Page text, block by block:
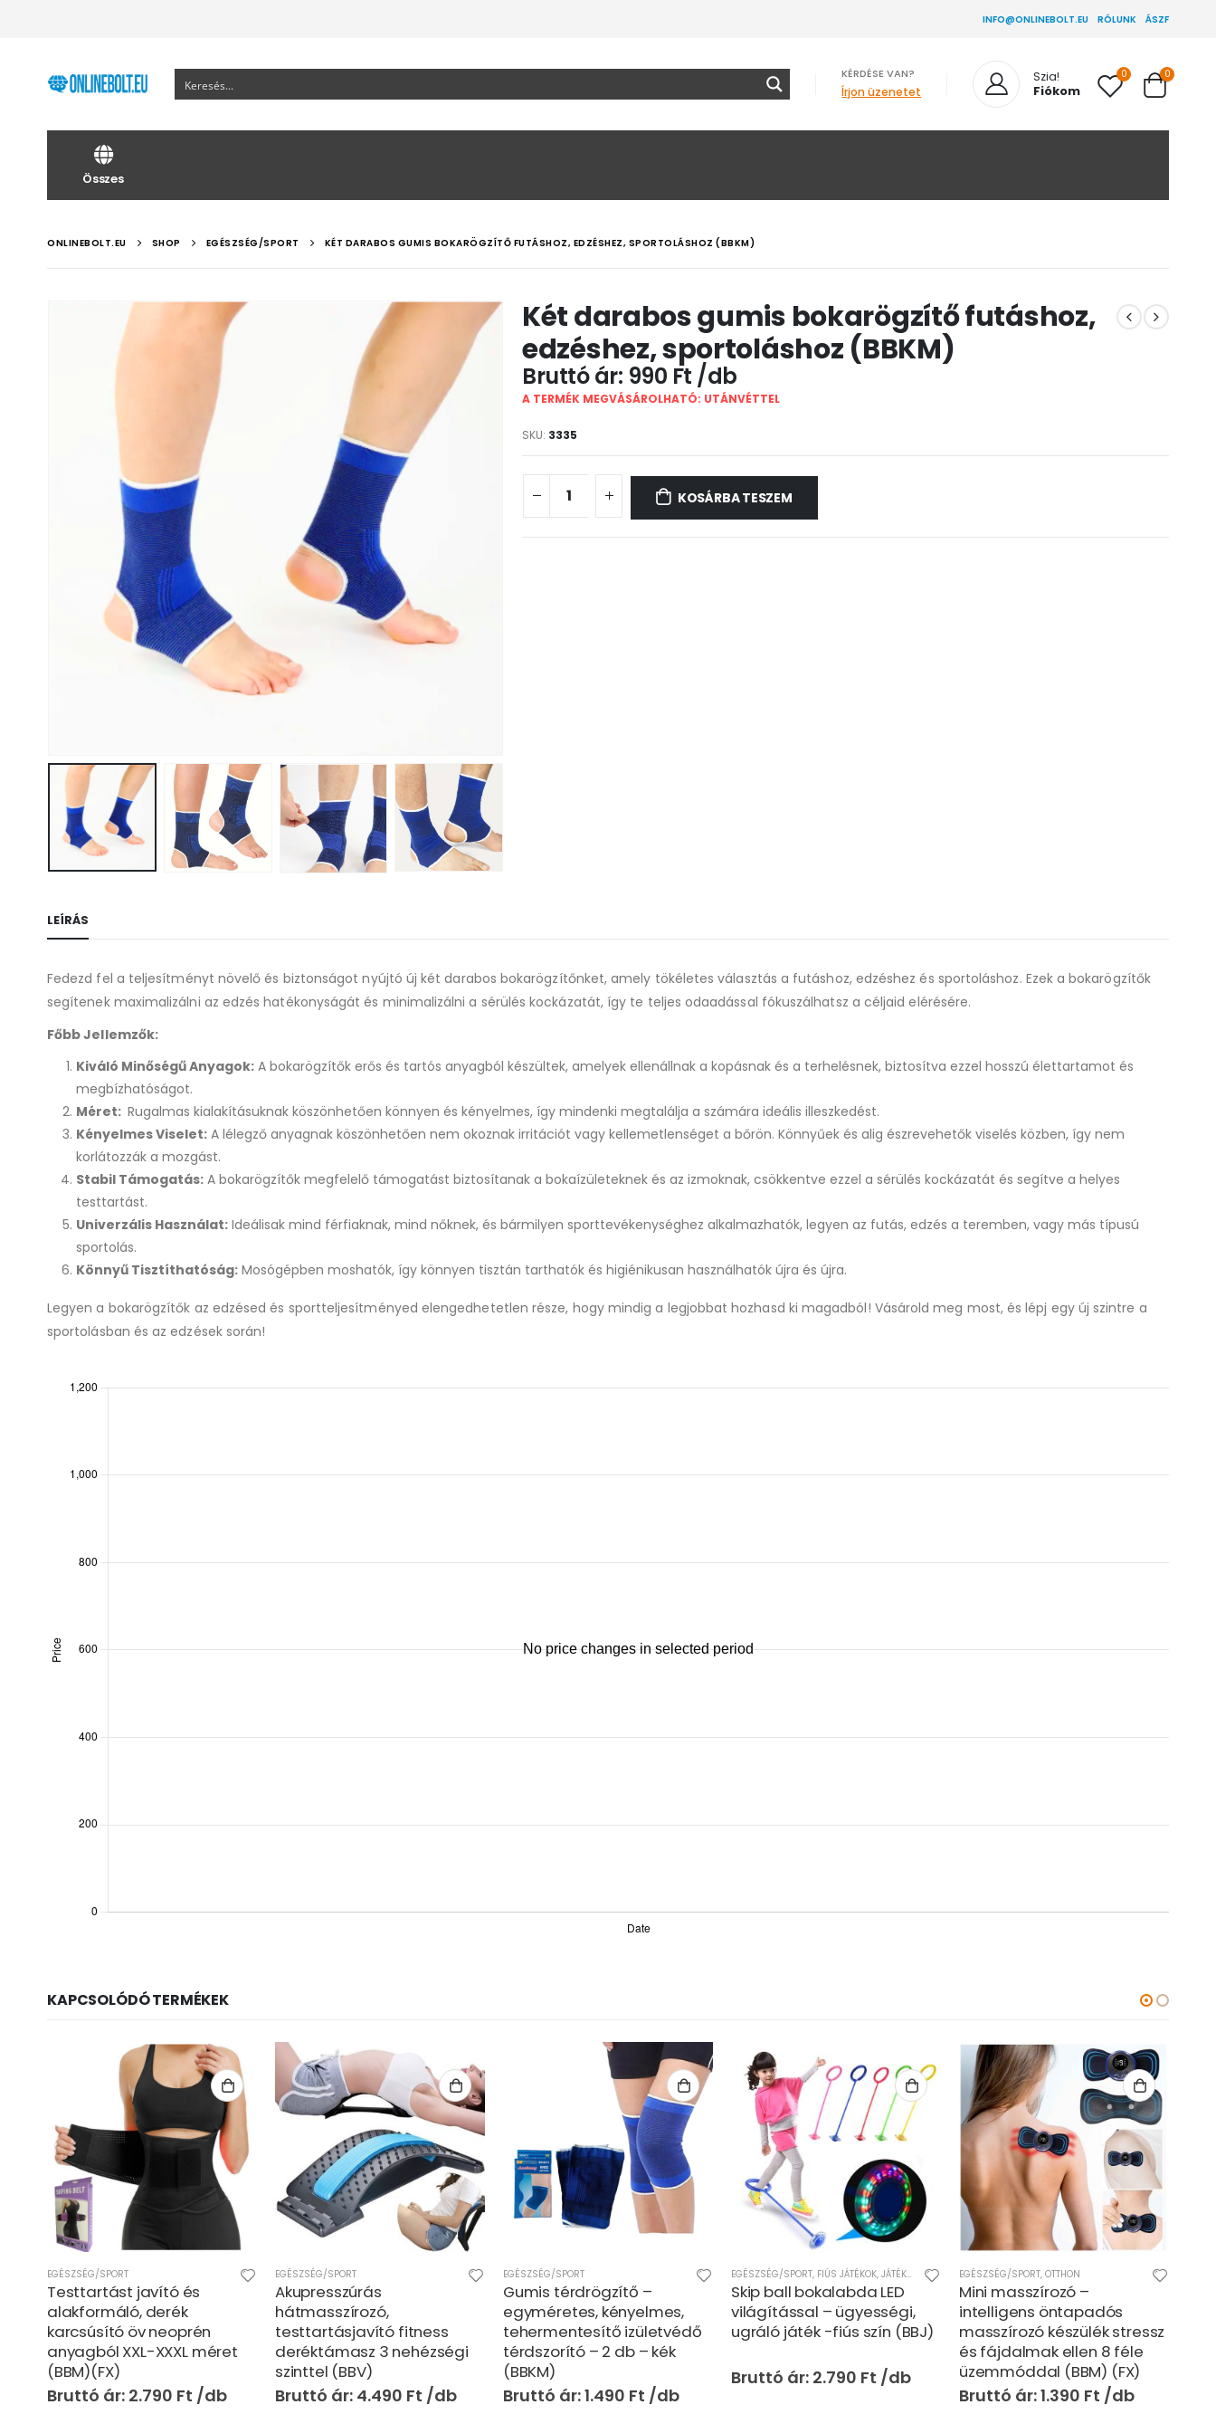
INFO@ONLINEBOLT.EU RÓLUNK ÁSZF
KÉRDÉSE VAN?
Írjon üzenetet
Szia!
Fiókom
0 0
Összes
ONLINEBOLT.EU SHOP EGÉSZSÉG/SPORT KÉT DARABOS GUMIS BOKARÖGZÍTŐ FUTÁSHOZ, EDZÉSHEZ, SPORTOLÁSHOZ (BBKM)
Két darabos gumis bokarögzítő futáshoz,
edzéshez, sportoláshoz (BBKM)
990 Ft
A TERMÉK MEGVÁSÁROLHATÓ: UTÁNVÉTTEL
SKU: 3335
KOSÁRBA TESZEM
LEÍRÁS
Fedezd fel a teljesítményt növelő és biztonságot nyújtó új két darabos bokarögzítőnket, amely tökéletes választás a futáshoz, edzéshez és sportoláshoz. Ezek a bokarögzítők
segítenek maximalizálni az edzés hatékonyságát és minimalizálni a sérülés kockázatát, így te teljes odaadással fókuszálhatsz a céljaid elérésére.
Főbb Jellemzők:
Kiváló Minőségű Anyagok: A bokarögzítők erős és tartós anyagból készültek, amelyek ellenállnak a kopásnak és a terhelésnek, biztosítva ezzel hosszú élettartamot és
megbízhatóságot.
Méret: Rugalmas kialakításuknak köszönhetően könnyen és kényelmes, így mindenki megtalálja a számára ideális illeszkedést.
Kényelmes Viselet: A lélegző anyagnak köszönhetően nem okoznak irritációt vagy kellemetlenséget a bőrön. Könnyűek és alig észrevehetők viselés közben, így nem
korlátozzák a mozgást.
Stabil Támogatás: A bokarögzítők megfelelő támogatást biztosítanak a bokaízületeknek és az izmoknak, csökkentve ezzel a sérülés kockázatát és segítve a helyes
testtartást.
Univerzális Használat: Ideálisak mind férfiaknak, mind nőknek, és bármilyen sporttevékenységhez alkalmazhatók, legyen az futás, edzés a teremben, vagy más típusú
sportolás.
Könnyű Tisztíthatóság: Mosógépben moshatók, így könnyen tisztán tarthatók és higiénikusan használhatók újra és újra.
Legyen a bokarögzítők az edzésed és sportteljesítményed elengedhetetlen része, hogy mindig a legjobbat hozhasd ki magadból! Vásárold meg most, és lépj egy új szintre a
sportolásban és az edzések során!
KAPCSOLÓDÓ TERMÉKEK
EGÉSZSÉG/SPORT
Akupresszúrás
hátmasszírozó,
testtartásjavító fitness
deréktámasz 3 nehézségi
szinttel (BBV)
4.490Ft
EGÉSZSÉG/SPORT
Gumis térdrögzítő –
egyméretes, kényelmes,
tehermentesítő izületvédő
térdszorító – 2 db – kék
(BBKM)
1.490Ft
EGÉSZSÉG/SPORT KREATÍV ÉS KÉSZSÉGFEJLESZTŐ JÁTÉKOK, KÜLTÉRI JÁTÉKOK LÁNYOS JÁTÉKOK
Skip ball bokalabda LED
világítással – ügyességi,
ugráló játék -fiús szín (BBJ)
EGÉSZSÉG/SPORT, OTTHON
Mini masszírozó –
intelligens öntapadós
masszírozó készülék stressz
üzemmóddal (BBM) (FX)
EGÉSZSÉG/SPORT, OTTHON
Magic jar – 2 db-os
elektromos köpölyöző és
masszírozó készülék szett
(BBM)
6.990Ft